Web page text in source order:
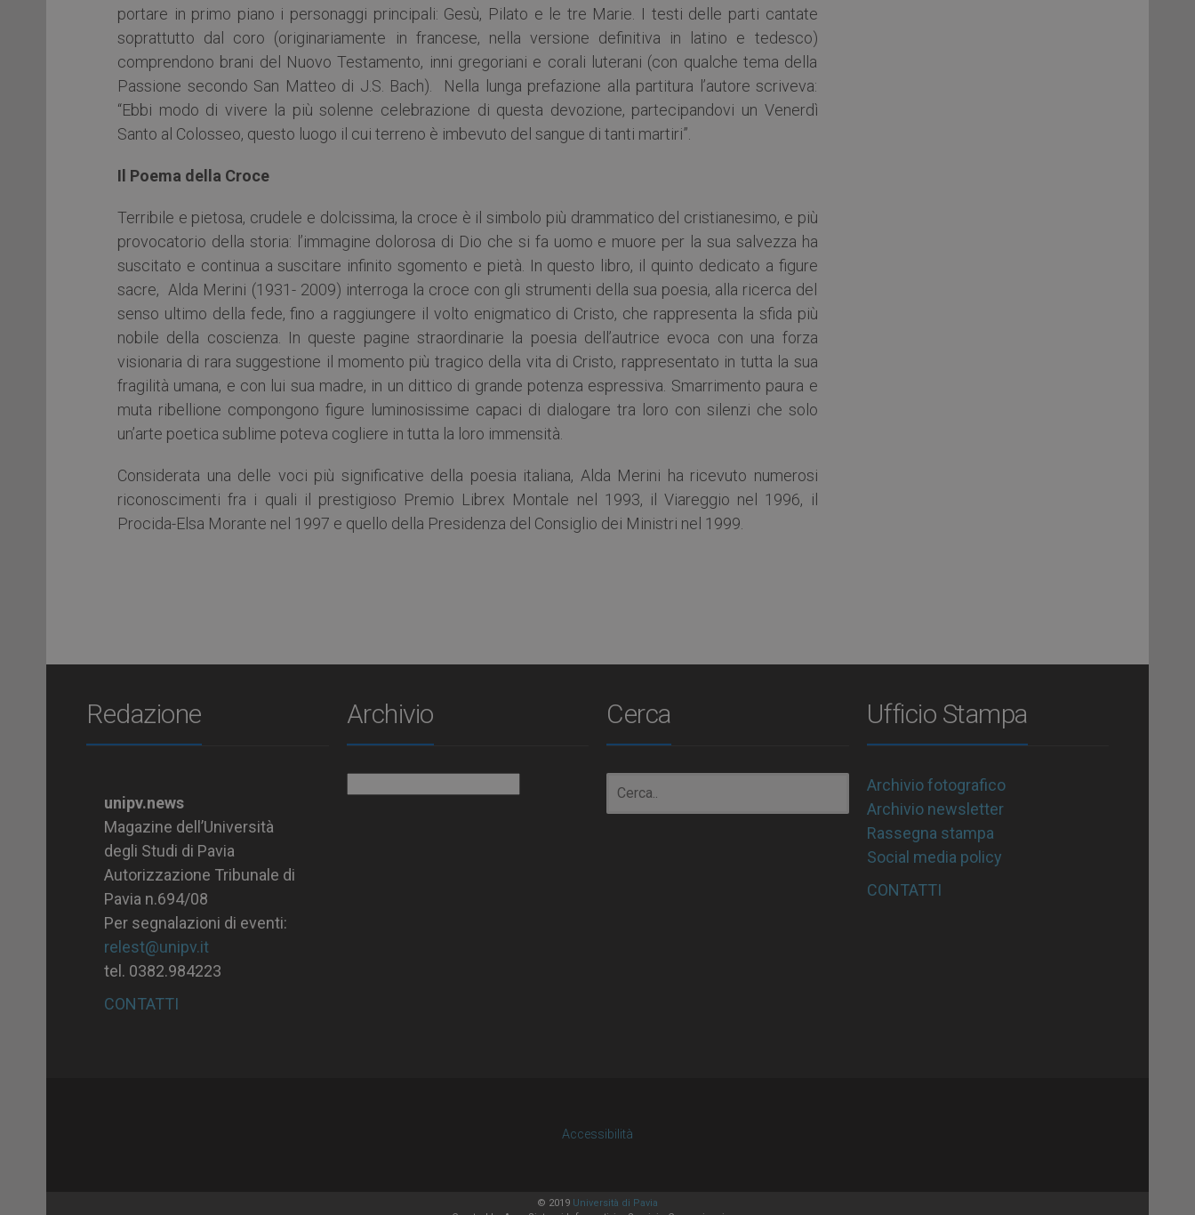
portare in primo piano i personaggi principali: Gesù, Pilato e le tre Marie. I testi delle parti cantate
soprattutto dal coro (originariamente in francese, nella versione definitiva in latino e tedesco)
comprendono brani del Nuovo Testamento, inni gregoriani e corali luterani (con qualche tema della
Passione secondo San Matteo di J.S. Bach). Nella lunga prefazione alla partitura l’autore scriveva:
“Ebbi modo di vivere la più solenne celebrazione di questa devozione, partecipandovi un Venerdì
Santo al Colosseo, questo luogo il cui terreno è imbevuto del sangue di tanti martiri”.
Il Poema della Croce
Terribile e pietosa, crudele e dolcissima, la croce è il simbolo più drammatico del cristianesimo, e più
provocatorio della storia: l’immagine dolorosa di Dio che si fa uomo e muore per la sua salvezza ha
suscitato e continua a suscitare infinito sgomento e pietà. In questo libro, il quinto dedicato a figure
sacre, Alda Merini (1931- 2009) interroga la croce con gli strumenti della sua poesia, alla ricerca del
senso ultimo della fede, fino a raggiungere il volto enigmatico di Cristo, che rappresenta la sfida più
nobile della coscienza. In queste pagine straordinarie la poesia dell’autrice evoca con una forza
visionaria di rara suggestione il momento più tragico della vita di Cristo, rappresentato in tutta la sua
fragilità umana, e con lui sua madre, in un dittico di grande potenza espressiva. Smarrimento paura e
muta ribellione compongono figure luminosissime capaci di dialogare tra loro con silenzi che solo
un’arte poetica sublime poteva cogliere in tutta la loro immensità.
Considerata una delle voci più significative della poesia italiana, Alda Merini ha ricevuto numerosi
riconoscimenti fra i quali il prestigioso Premio Librex Montale nel 1993, il Viareggio nel 1996, il
Procida-Elsa Morante nel 1997 e quello della Presidenza del Consiglio dei Ministri nel 1999.
Redazione
unipv.news
Magazine dell’Università
degli Studi di Pavia
Autorizzazione Tribunale di
Pavia n.694/08
Per segnalazioni di eventi:
relest@unipv.it
tel. 0382.984223
CONTATTI
Archivio Cerca Ufficio Stampa
Archivio fotografico
Archivio newsletter
Rassegna stampa
Social media policy
CONTATTI
Accessibilità
© 2019 Università di Pavia